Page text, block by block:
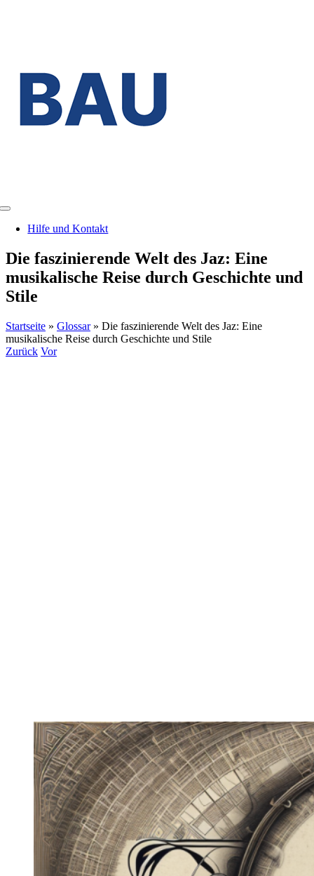
Toggle
NavigationHilfe und Kontakt
Die faszinierende Welt des Jaz: Eine
musikalische Reise durch Geschichte und
Stile
Startseite » Glossar» Die faszinierende Welt des Jaz: Eine
musikalische Reise durch Geschichte und Stile
Zurück Vor
Zeige
grösseres
Bild